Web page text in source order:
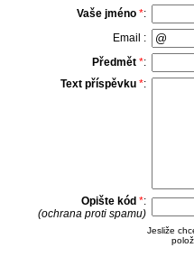
Vaše jméno *:
Email :
Předmět *:
Text příspěvku *:
Opište kód *:
(ochrana proti spamu)
Jesliže